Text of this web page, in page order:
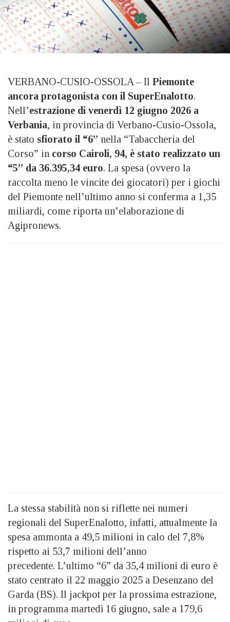
VERBANO-CUSIO-OSSOLA – Il Piemonte
ancora protagonista con il SuperEnalotto.
Nell’estrazione di venerdì 12 giugno 2026 a
Verbania, in provincia di Verbano-Cusio-Ossola,
è stato sfiorato il “6” nella “Tabaccheria del
Corso” in corso Cairoli, 94, è stato realizzato un
“5” da 36.395,34 euro. La spesa (ovvero la
raccolta meno le vincite dei giocatori) per i giochi
del Piemonte nell’ultimo anno si conferma a 1,35
miliardi, come riporta un’elaborazione di
Agipronews.
La stessa stabilità non si riflette nei numeri
regionali del SuperEnalotto, infatti, attualmente la
spesa ammonta a 49,5 milioni in calo del 7,8%
rispetto ai 53,7 milioni dell’anno
precedente. L’ultimo “6” da 35,4 milioni di euro è
stato centrato il 22 maggio 2025 a Desenzano del
Garda (BS). Il jackpot per la prossima estrazione,
in programma martedì 16 giugno, sale a 179,6